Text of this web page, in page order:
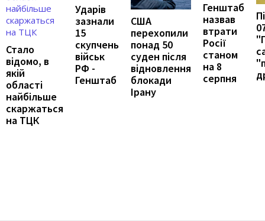
Стало
відомо, в
якій
області
найбільше
скаржаться
на ТЦК
Ударів
зазнали
15
скупчень
військ
РФ -
Генштаб
США
перехопили
понад 50
суден після
відновлення
блокади
Ірану
Генштаб
назвав
втрати
Росії
станом
на 8
серпня